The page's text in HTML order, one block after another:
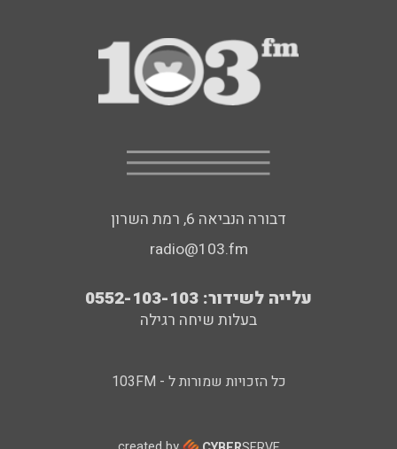
דבורה הנביאה 6, רמת השרון
radio@103.fm
עלייה לשידור: 0552-103-103
בעלות שיחה רגילה
כל הזכויות שמורות ל - 103FM